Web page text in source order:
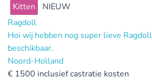
Kitten
NIEUW
Ragdoll
Hoi wij hebben nog super lieve
beschikbaar.
Noord-Holland
€ 1500 inclusief castratie kosten